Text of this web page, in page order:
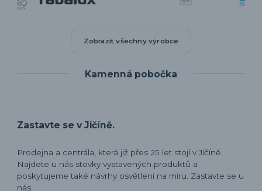
Zobrazit všechny výrobce
Kamenná pobočka
Zastavte se v Jičíně.
Prodejna a centrála, která již přes 25 let stojí v Jičíně.
Najdete u nás stovky vystavených produktů a
poskytujeme také návrhy osvětlení na míru. Zastavte se u
nás.